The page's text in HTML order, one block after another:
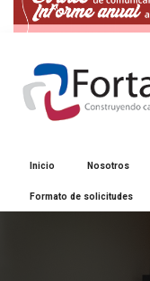
Inicio Nosotros
Formato de solicitudes